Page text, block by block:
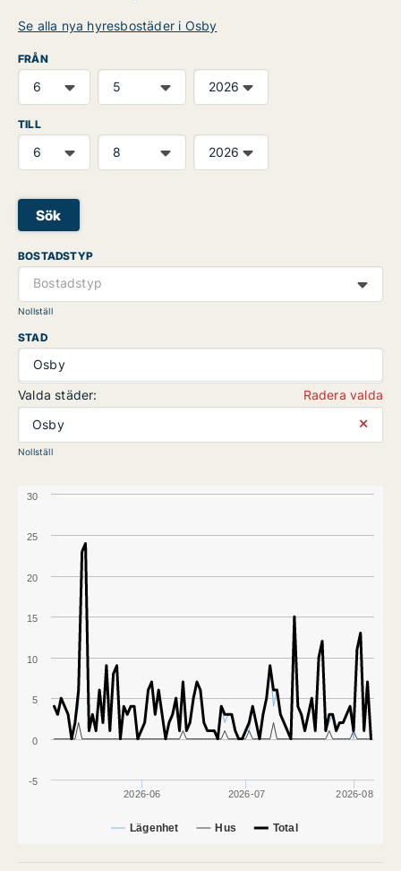
Se alla nya hyresbostäder i Osby
FRÅN
TILL
Sök
BOSTADSTYP
Bostadstyp
Nollställ
STAD
Osby
Valda städer:
Radera valda
Osby
⨯
Nollställ
Lägenhet Hus Total
2026-06 2026-07 2026-08
-5
0
5
10
15
20
25
30